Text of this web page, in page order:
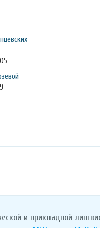
и прикладной